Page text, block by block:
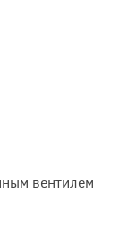
вентилем